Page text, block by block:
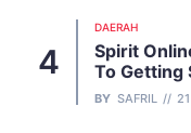
DAERAH
Spirit
To Getting
BY SAFRIL